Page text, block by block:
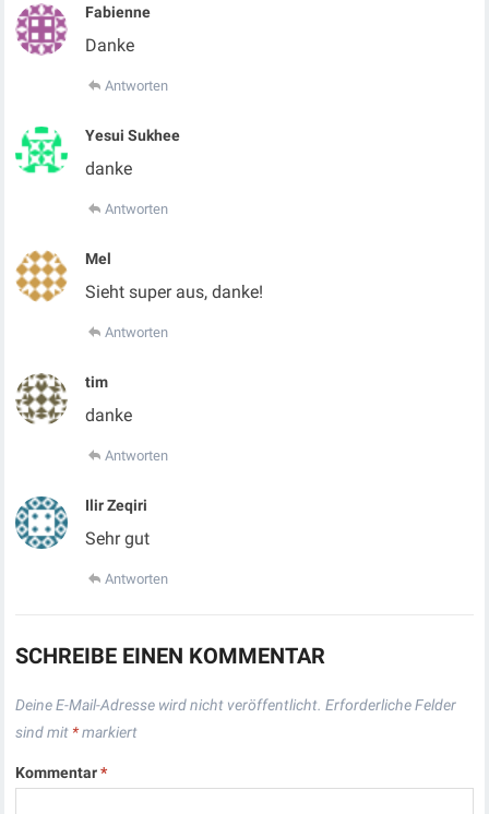
Fabienne
Danke
Antworten
Yesui Sukhee
danke
Antworten
Mel
Sieht super aus, danke!
Antworten
tim
danke
Antworten
Ilir Zeqiri
Sehr gut
Antworten
SCHREIBE EINEN KOMMENTAR
Deine E-Mail-Adresse wird nicht veröffentlicht. Erforderliche Felder
sind mit *markiert
Kommentar*